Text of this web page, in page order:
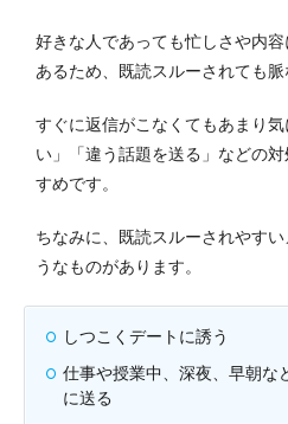
好きな人であっても忙しさや内
あるため、既読スルーされても脈
すぐに返信がこなくてもあまり
い」「違う話題を送る」などの
すめです。
ちなみに、既読スルーされやす
うなものがあります。
しつこくデートに誘う
仕事や授業中、深夜、早朝な
に送る